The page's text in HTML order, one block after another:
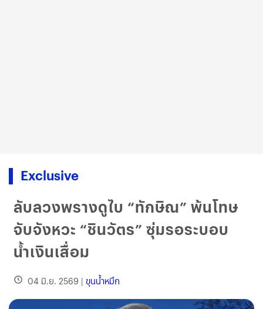
Exclusive
ลับลวงพรางดูไบ “ทักษิณ” พ้นโทษ
จับจังหวะ “ชินวัตร” ซุ่มรอระบอบ
น้ำเงินเสื่อม
04 มิ.ย. 2569 | ขุนน้ำหมึก